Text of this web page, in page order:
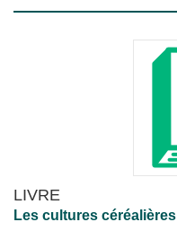
LIVRE
Les cultures céréalières